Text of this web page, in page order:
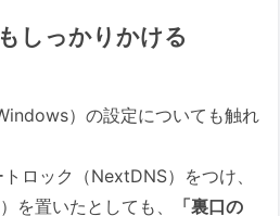
しっかりかける
）の設定についても触れ
ロック（NextDNS）をつけ、
を置いたとしても、
「裏口の